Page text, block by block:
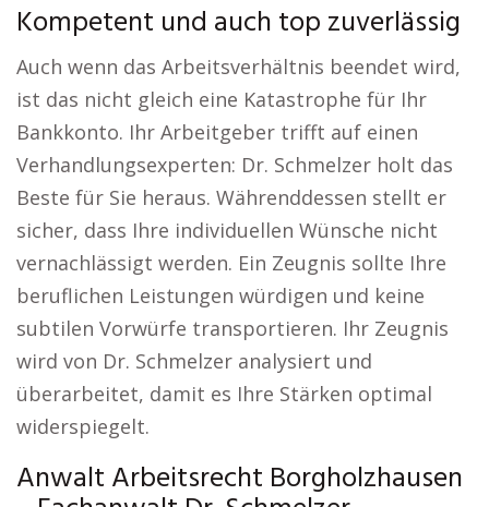
Kompetent und auch top zuverlässig
Auch wenn das Arbeitsverhältnis beendet wird,
ist das nicht gleich eine Katastrophe für Ihr
Bankkonto. Ihr Arbeitgeber trifft auf einen
Verhandlungsexperten: Dr. Schmelzer holt das
Beste für Sie heraus. Währenddessen stellt er
sicher, dass Ihre individuellen Wünsche nicht
vernachlässigt werden. Ein Zeugnis sollte Ihre
beruflichen Leistungen würdigen und keine
subtilen Vorwürfe transportieren. Ihr Zeugnis
wird von Dr. Schmelzer analysiert und
überarbeitet, damit es Ihre Stärken optimal
widerspiegelt.
Anwalt Arbeitsrecht Borgholzhausen